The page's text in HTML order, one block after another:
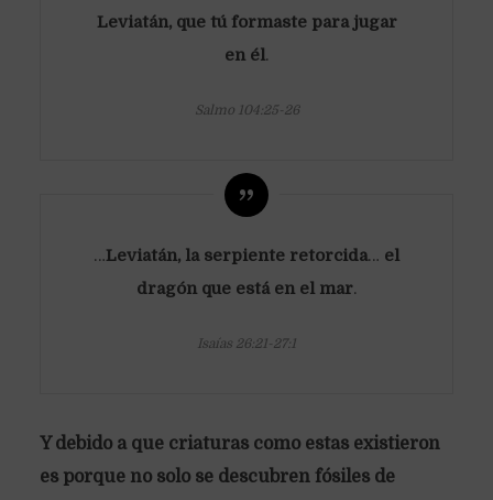
Leviatán, que tú formaste para jugar
en él.
Salmo 104:25-26
…Leviatán, la serpiente retorcida… el
dragón que está en el mar.
Isaías 26:21-27:1
Y debido a que criaturas como estas existieron
es porque no solo se descubren fósiles de